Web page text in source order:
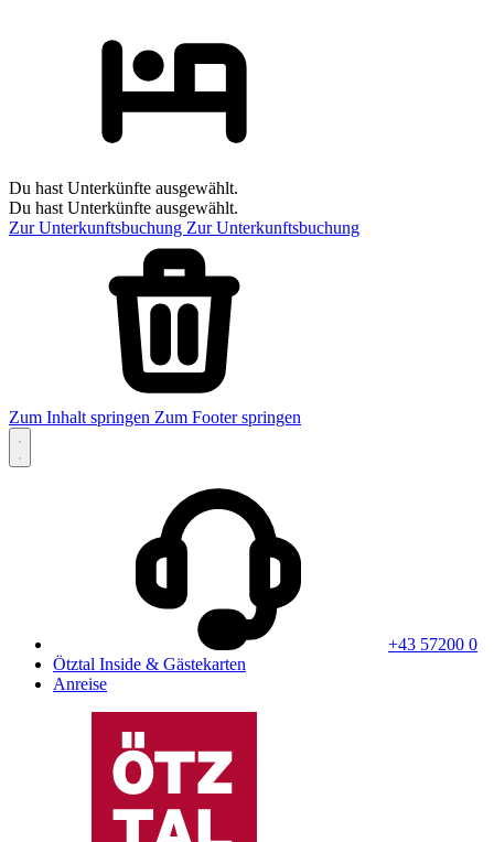
Du hast Unterkünfte ausgewählt.
Du hast Unterkünfte ausgewählt.
Zur Unterkunftsbuchung Zur Unterkunftsbuchung
Zum Inhalt springen Zum Footer springen
+43 57200 0
Ötztal Inside & Gästekarten
Anreise